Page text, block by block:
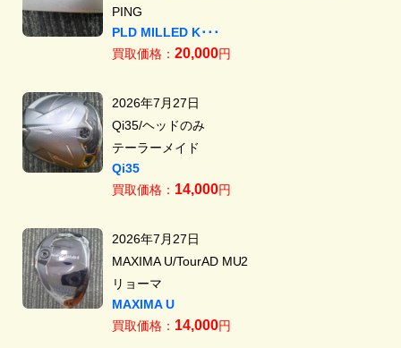
PING
PLD MILLED K･･･
買取価格： 20,000円
2026年7月27日
Qi35/ヘッドのみ
テーラーメイド
Qi35
買取価格： 14,000円
2026年7月27日
MAXIMA U/TourAD MU2
リョーマ
MAXIMA U
買取価格： 14,000円